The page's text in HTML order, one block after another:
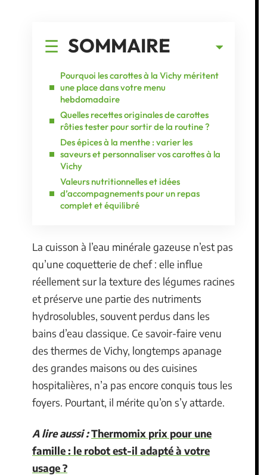
SOMMAIRE
Pourquoi les carottes à la Vichy méritent
une place dans votre menu
hebdomadaire
Quelles recettes originales de carottes
rôties tester pour sortir de la routine ?
Des épices à la menthe : varier les
saveurs et personnaliser vos carottes à la
Vichy
Valeurs nutritionnelles et idées
d’accompagnements pour un repas
complet et équilibré
La cuisson à l’eau minérale gazeuse n’est pas
qu’une coquetterie de chef : elle influe
réellement sur la texture des légumes racines
et préserve une partie des nutriments
hydrosolubles, souvent perdus dans les
bains d’eau classique. Ce savoir-faire venu
des thermes de Vichy, longtemps apanage
des grandes maisons ou des cuisines
hospitalières, n’a pas encore conquis tous les
foyers. Pourtant, il mérite qu’on s’y attarde.
A lire aussi :Thermomix prix pour une
famille : le robot est-il adapté à votre
usage ?